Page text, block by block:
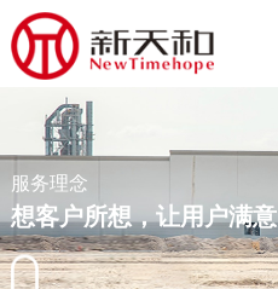
服务理念
想客户所想，让用户满意